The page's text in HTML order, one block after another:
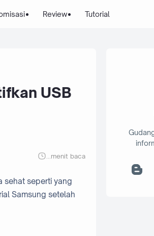
Review Tutorial
USB
menit baca
sehat seperti yang
Samsung setelah